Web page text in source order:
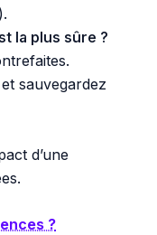
la plus sûre ?
sauvegardez
d’une
?